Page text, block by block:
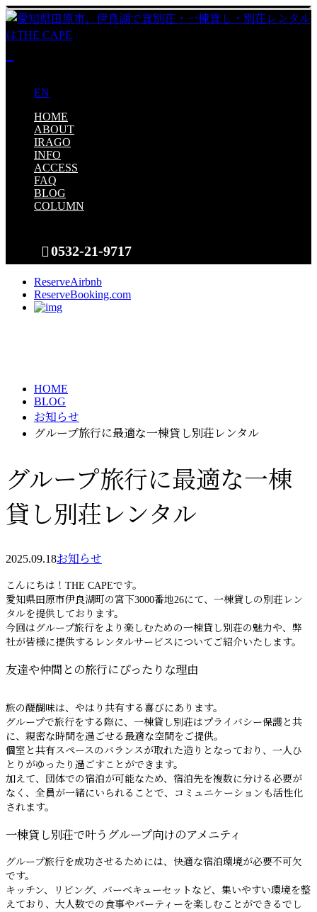
EN
HOME
ABOUT
IRAGO
INFO
ACCESS
FAQ
BLOG
COLUMN
0532-21-9717
CONTACT
ReserveAirbnb
ReserveBooking.com
HOME
BLOG
お知らせ
グループ旅行に最適な一棟貸し別荘レンタル
グループ旅行に最適な一棟
貸し別荘レンタル
2025.09.18お知らせ
こんにちは！THE CAPEです。
愛知県田原市伊良湖町の宮下3000番地26にて、一棟貸しの別荘レン
タルを提供しております。
今回はグループ旅行をより楽しむための一棟貸し別荘の魅力や、弊
社が皆様に提供するレンタルサービスについてご紹介いたします。
友達や仲間との旅行にぴったりな理由
旅の醍醐味は、やはり共有する喜びにあります。
グループで旅行をする際に、一棟貸し別荘はプライバシー保護と共
に、親密な時間を過ごせる最適な空間をご提供。
個室と共有スペースのバランスが取れた造りとなっており、一人ひ
とりがゆったり過ごすことができます。
加えて、団体での宿泊が可能なため、宿泊先を複数に分ける必要が
なく、全員が一緒にいられることで、コミュニケーションも活性化
されます。
一棟貸し別荘で叶うグループ向けのアメニティ
グループ旅行を成功させるためには、快適な宿泊環境が必要不可欠
です。
キッチン、リビング、バーベキューセットなど、集いやすい環境を整
えており、大人数での食事やパーティーを楽しむことができるでし